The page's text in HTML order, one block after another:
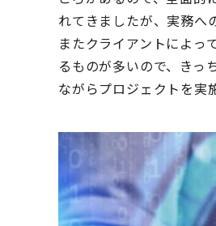
れてきましたが、実務へ
またクライアントによっ
るものが多いので、きっ
ながらプロジェクトを実